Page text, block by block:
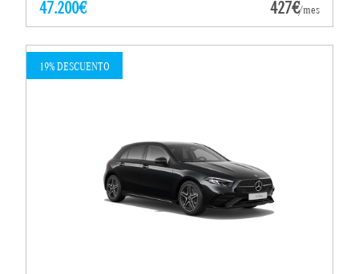
47.200€ 427€/mes
19% DESCUENTO